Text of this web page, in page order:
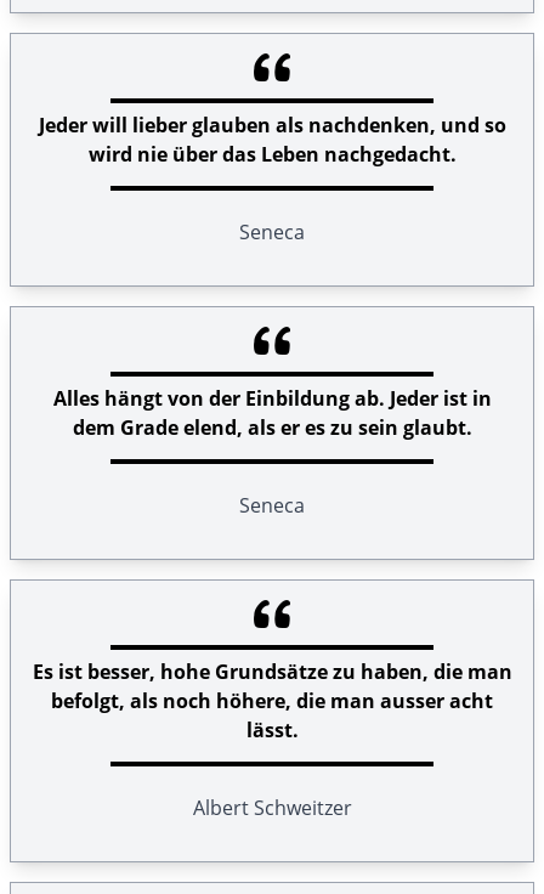
Jeder will lieber glauben als nachdenken, und so
wird nie über das Leben nachgedacht.
Seneca
Alles hängt von der Einbildung ab. Jeder ist in
dem Grade elend, als er es zu sein glaubt.
Seneca
Es ist besser, hohe Grundsätze zu haben, die man
befolgt, als noch höhere, die man ausser acht
lässt.
Albert Schweitzer